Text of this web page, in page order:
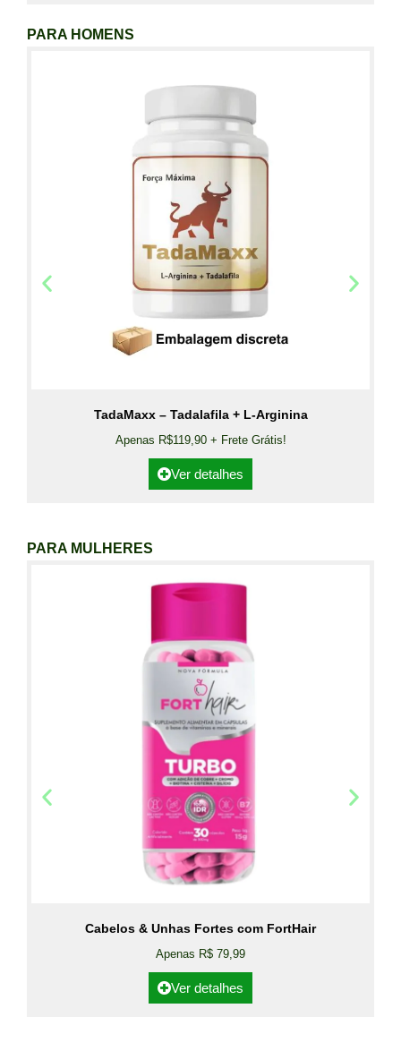
PARA HOMENS
TadaMaxx – Tadalafila + L-Arginina
Apenas R$119,90 + Frete Grátis!
Ver detalhes
PARA MULHERES
Cabelos & Unhas Fortes com FortHair
Apenas R$ 79,99
Ver detalhes